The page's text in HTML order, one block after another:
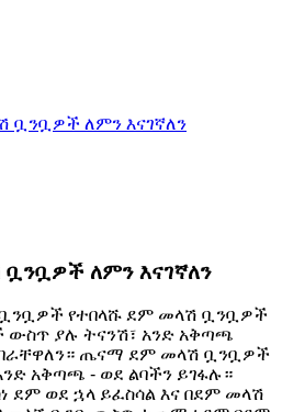
ቧንቧዎች ለምን እናገኛለን
ለምን እናገኛለን
ቧንቧዎች የተበላሹ ደም መላሽ ቧንቧዎች
ያሉ ትናንሽ፣ አንድ አቅጣጫ
ጤናማ ደም መላሽ ቧንቧዎች
አቅጣጫ - ወደ ልባችን ይገፋሉ።
ደም ወደ ኋላ ይፈስሳል እና በደም መላሽ